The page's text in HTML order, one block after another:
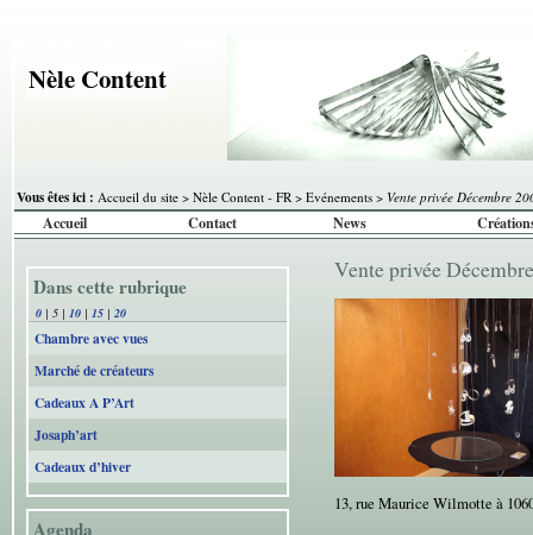
Nèle Content
Vous êtes ici : Accueil du site > Nèle Content - FR > Evénements > Vente privée Décembre
Accueil Contact News
Dans cette rubrique
0 | 5 | 10 | 15 | 20
Chambre avec vues
Marché de créateurs
Cadeaux A P’Art
Josaph’art
Cadeaux d’hiver
Agenda
Vente privée
13, rue Maurice Wilmotte à